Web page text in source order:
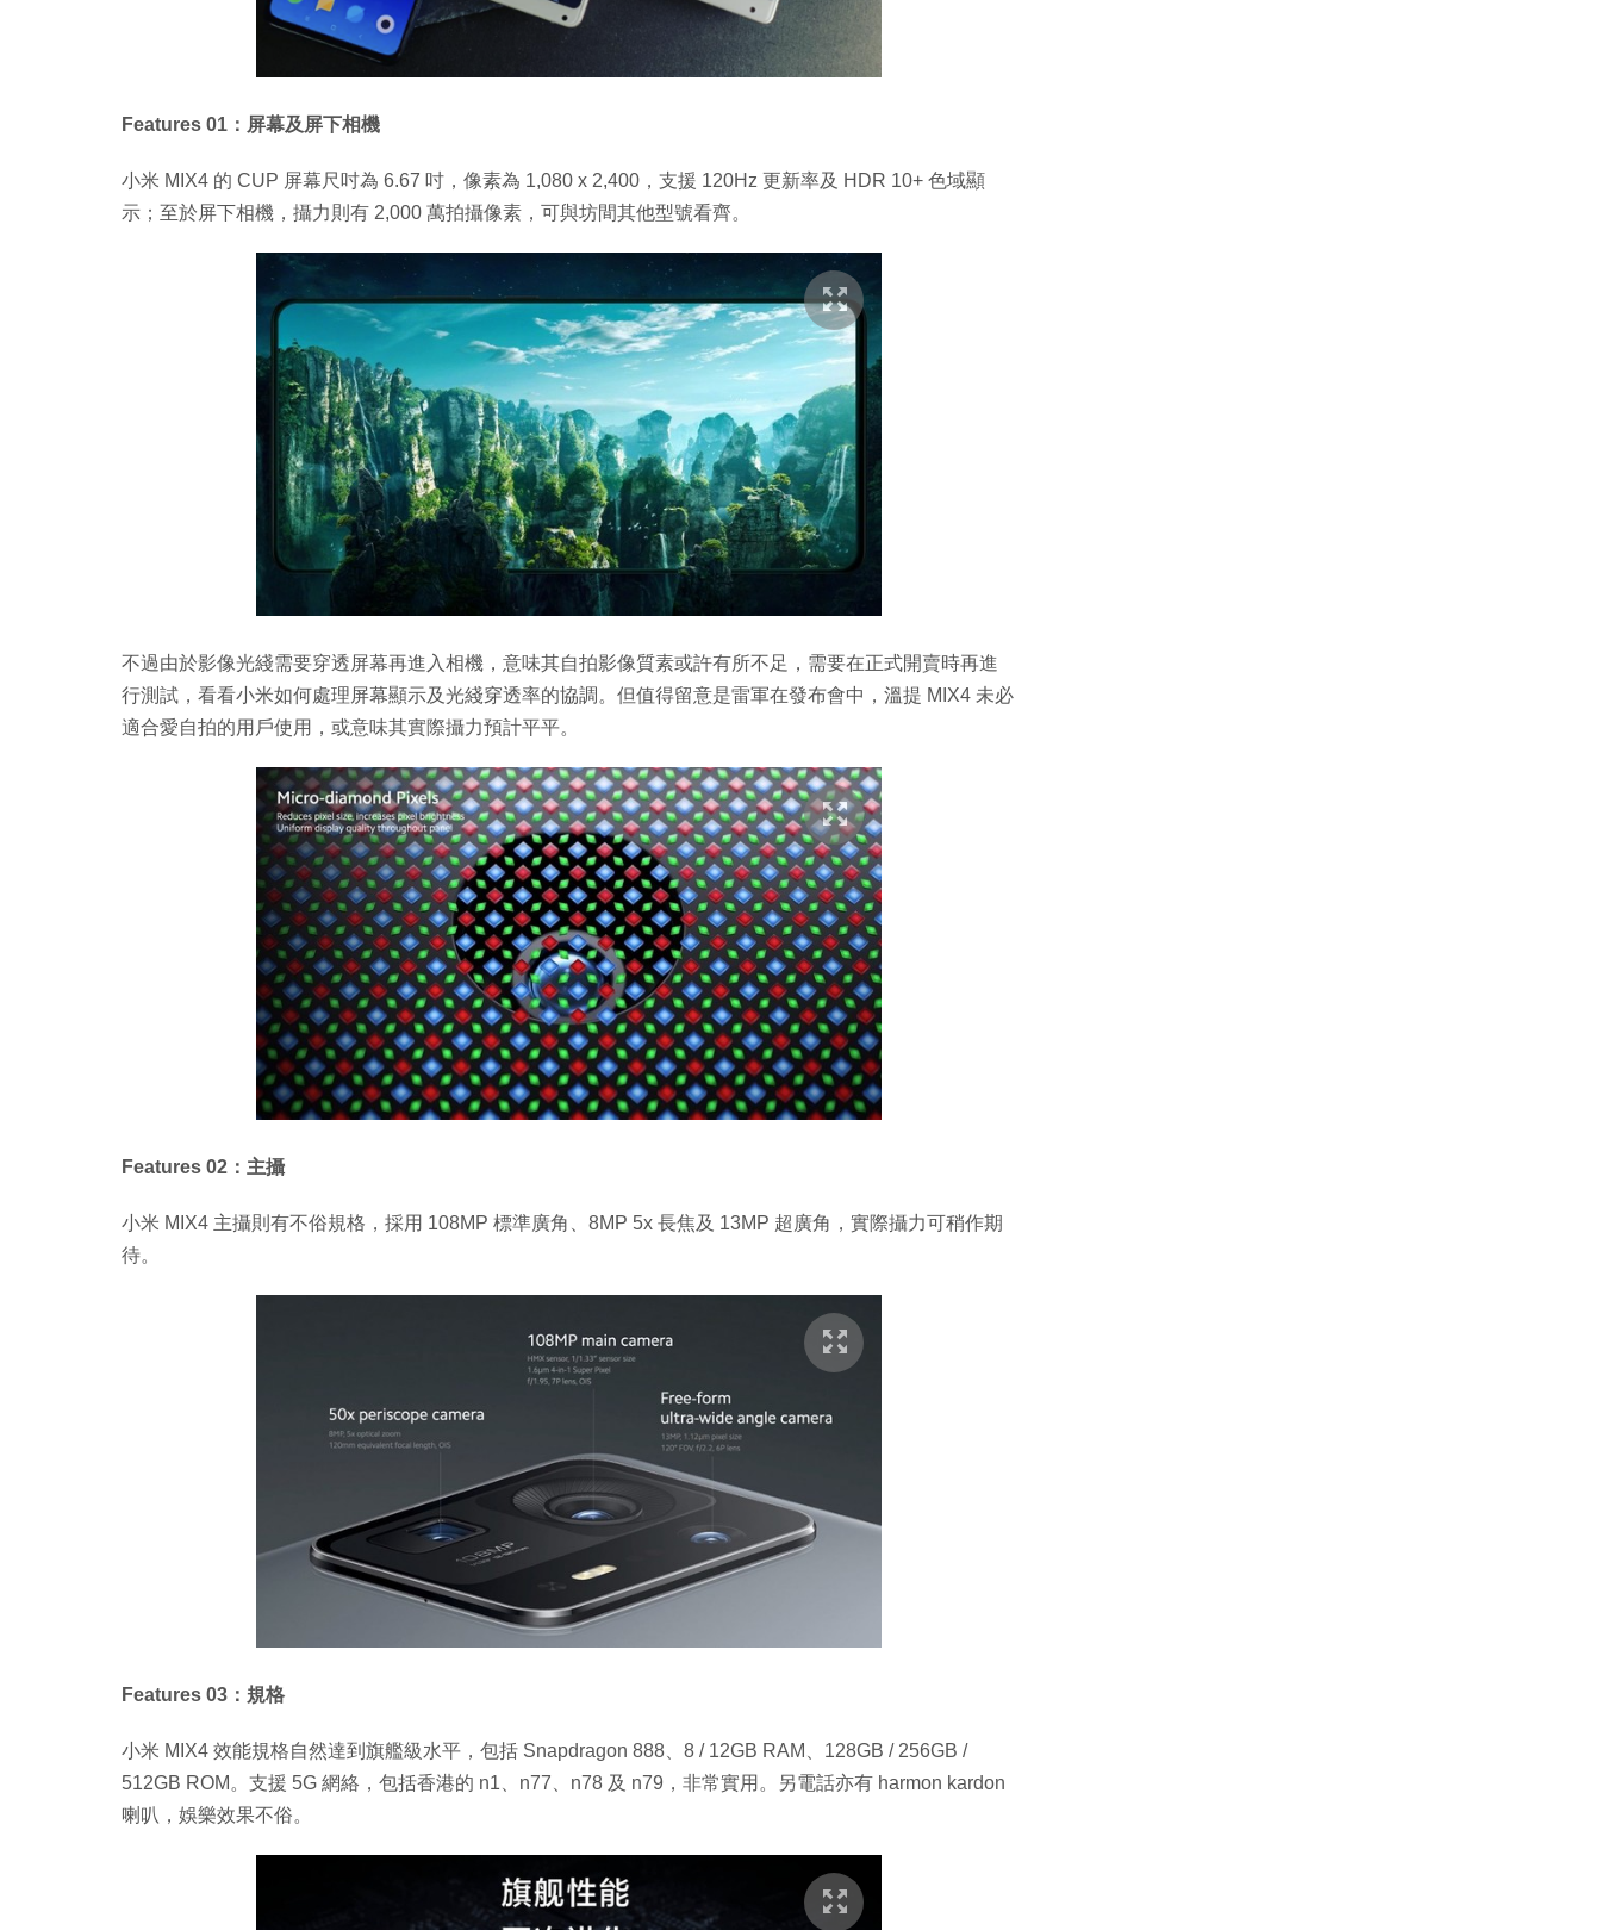
Features 01：屏幕及屏下相機
小米 MIX4 的 CUP 屏幕尺吋為 6.67 吋，像素為 1,080 x 2,400，支援 120Hz 更新率及 HDR 10+ 色域顯
示；至於屏下相機，攝力則有 2,000 萬拍攝像素，可與坊間其他型號看齊。
不過由於影像光綫需要穿透屏幕再進入相機，意味其自拍影像質素或許有所不足，需要在正式開賣時再進
行測試，看看小米如何處理屏幕顯示及光綫穿透率的協調。但值得留意是雷軍在發布會中，溫提 MIX4 未必
適合愛自拍的用戶使用，或意味其實際攝力預計平平。
Features 02：主攝
小米 MIX4 主攝則有不俗規格，採用 108MP 標準廣角、8MP 5x 長焦及 13MP 超廣角，實際攝力可稍作期
待。
Features 03：規格
小米 MIX4 效能規格自然達到旗艦級水平，包括 Snapdragon 888、8 / 12GB RAM、128GB / 256GB /
512GB ROM。支援 5G 網絡，包括香港的 n1、n77、n78 及 n79，非常實用。另電話亦有 harmon kardon
喇叭，娛樂效果不俗。